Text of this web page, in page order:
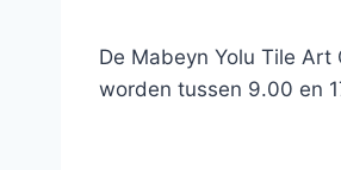
De Mabeyn Yolu Tile
worden tussen 9.00 en